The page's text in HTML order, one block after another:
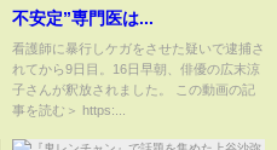
不安定”専門医は...
看護師に暴行しケガをさせた疑いで逮捕さ
れてから9日目。16日早朝、俳優の広末涼
子さんが釈放されました。 この動画の記
事を読む＞ https:...